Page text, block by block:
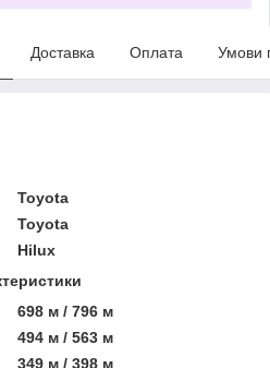
Доставка Оплата Умови
Toyota
Toyota
Hilux
698 м / 796 м
494 м / 563 м
349 м / 398 м